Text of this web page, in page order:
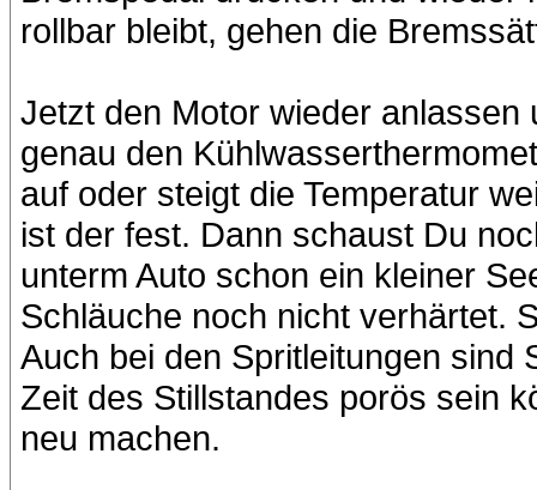
rollbar bleibt, gehen die
Jetzt den Motor wieder
genau den
auf oder steigt die Temperatur
ist der fest. Dann schaust Du
unterm Auto schon ein kleiner
Schläuche noch nicht verhärtet.
Auch bei den Spritleitungen sind
Zeit des Stillstandes porös sein
neu machen.